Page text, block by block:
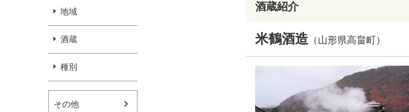
地域
酒蔵
種別
その他
酒蔵紹介
米鶴酒造 （山形県高畠町）